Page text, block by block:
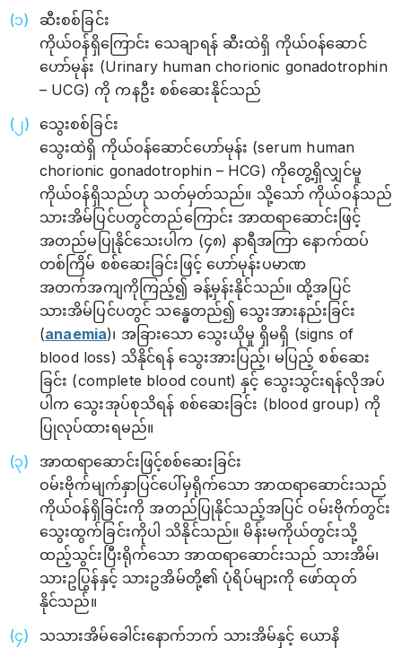
ဆီးစစ်ခြင်း
ကိုယ်ဝန်ရှိကြောင်း သေချာရန် ဆီးထဲရှိ ကိုယ်ဝန်ဆောင်
ဟော်မုန်း (Urinary human chorionic gonadotrophin
– UCG) ကို ကနဦး စစ်ဆေးနိုင်သည်
သွေးစစ်ခြင်း
သွေးထဲရှိ ကိုယ်ဝန်ဆောင်ဟော်မုန်း (serum human
chorionic gonadotrophin – HCG) ကိုတွေ့ရှိလျှင်မူ
ကိုယ်ဝန်ရှိသည်ဟု သတ်မှတ်သည်။ သို့သော် ကိုယ်ဝန်သည်
သားအိမ်ပြင်ပတွင်တည်ကြောင်း အာထရာဆောင်းဖြင့်
အတည်မပြုနိုင်သေးပါက (၄၈) နာရီအကြာ နောက်ထပ်
တစ်ကြိမ် စစ်ဆေးခြင်းဖြင့် ဟော်မုန်းပမာဏ
အတက်အကျကိုကြည့်၍ ခန့်မှန်းနိုင်သည်။ ထို့အပြင်
သားအိမ်ပြင်ပတွင် သန္ဓေတည်၍ သွေးအားနည်းခြင်း
(anaemia)၊ အခြားသော သွေးယိုမှု ရှိမရှိ (signs of
blood loss) သိနိုင်ရန် သွေးအားပြည့်၊ မပြည့် စစ်ဆေး
ခြင်း (complete blood count) နှင့် သွေးသွင်းရန်လိုအပ်
ပါက သွေးအုပ်စုသိရန် စစ်ဆေးခြင်း (blood group) ကို
ပြုလုပ်ထားရမည်။
အာထရာဆောင်းဖြင့်စစ်ဆေးခြင်း
ဝမ်းဗိုက်မျက်နှာပြင်ပေါ်မှရိုက်သော အာထရာဆောင်းသည်
ကိုယ်ဝန်ရှိခြင်းကို အတည်ပြုနိုင်သည့်အပြင် ဝမ်းဗိုက်တွင်း
သွေးထွက်ခြင်းကိုပါ သိနိုင်သည်။ မိန်းမကိုယ်တွင်းသို့
ထည့်သွင်းပြီးရိုက်သော အာထရာဆောင်းသည် သားအိမ်၊
သားဥပြွန်နှင့် သားဥအိမ်တို့၏ ပုံရိပ်များကို ဖော်ထုတ်
နိုင်သည်။
သသားအိမ်ခေါင်းနောက်ဘက် သားအိမ်နှင့် ယောနိ